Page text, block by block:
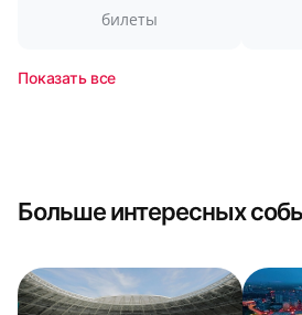
билеты
Показать все
Больше интересных